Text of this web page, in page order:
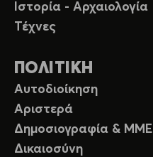
Ιστορία - Αρχαιολογία
Τέχνες
ΠΟΛΙΤΙΚΗ
Αυτοδιοίκηση
Αριστερά
Δημοσιογραφία & ΜΜΕ
Δικαιοσύνη